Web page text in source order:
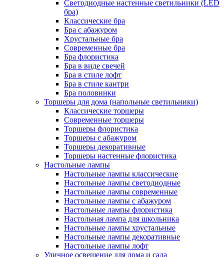
Светодиодные настенные светильники (LED
бра)
Классические бра
Бра с абажуром
Хрустальные бра
Современные бра
Бра флористика
Бра в виде свечей
Бра в стиле лофт
Бра в стиле кантри
Бра половинки
Торшеры для дома (напольные светильники)
Классические торшеры
Современные торшеры
Торшеры флористика
Торшеры с абажуром
Торшеры декоративные
Торшеры настенные флористика
Настольные лампы
Настольные лампы классические
Настольные лампы светодиодные
Настольные лампы современные
Настольные лампы с абажуром
Настольные лампы флористика
Настольная лампа для школьника
Настольные лампы хрустальные
Настольные лампы декоративные
Настольные лампы лофт
Уличное освещение для дома и сада